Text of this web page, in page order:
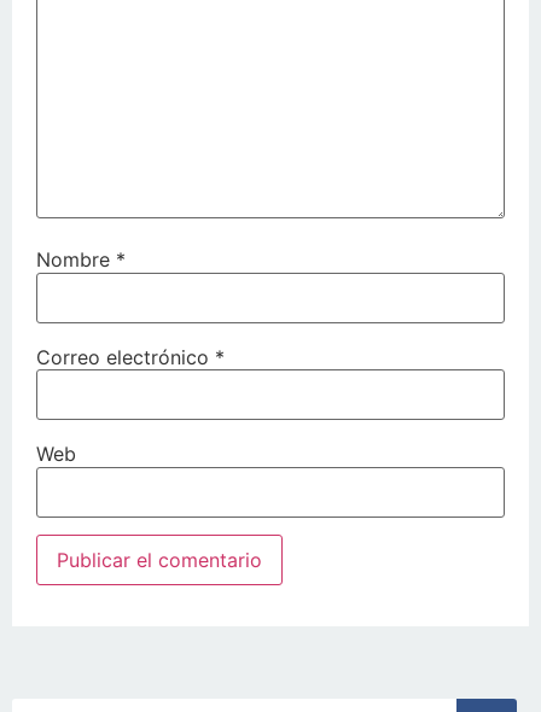
Nombre *
Correo electrónico *
Web